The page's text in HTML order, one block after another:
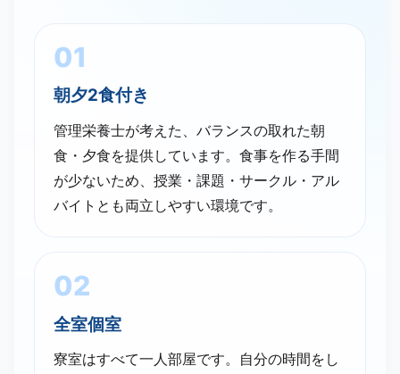
01
朝夕2食付き
管理栄養士が考えた、バランスの取れた朝
食・夕食を提供しています。食事を作る手間
が少ないため、授業・課題・サークル・アル
バイトとも両立しやすい環境です。
02
全室​個室
寮室はすべて一人部屋です。自分の時間をし